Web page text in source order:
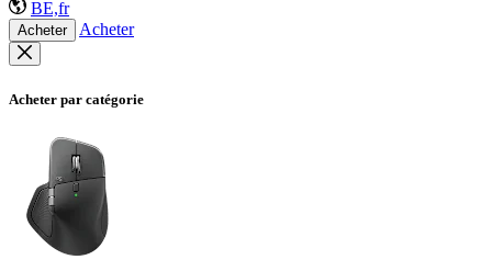
BE,fr
Acheter Acheter
Acheter par catégorie